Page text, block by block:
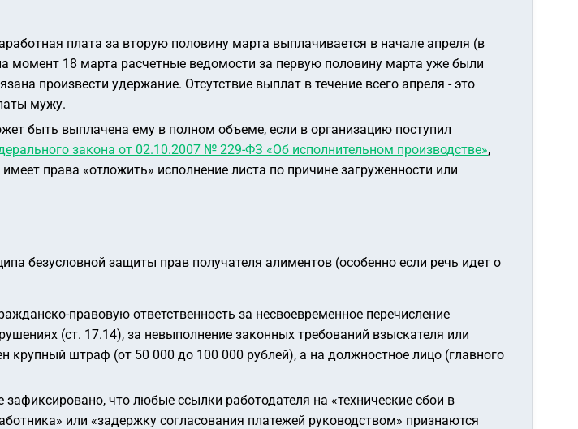
плата за вторую половину марта выплачивается в начале апреля (в
момент 18 марта расчетные ведомости за первую половину марта уже были
произвести удержание. Отсутствие выплат в течение всего апреля - это
мужу.
быть выплачена ему в полном объеме, если в организацию поступил
закона от 02.10.2007 № 229-ФЗ «Об исполнительном производстве»,
имеет права «отложить» исполнение листа по причине загруженности или
безусловной защиты прав получателя алиментов (особенно если речь идет о
правовую ответственность за несвоевременное перечисление
(ст. 17.14), за невыполнение законных требований взыскателя или
штраф (от 50 000 до 100 000 рублей), а на должностное лицо (главного
зафиксировано, что любые ссылки работодателя на «технические сбои в
или «задержку согласования платежей руководством» признаются